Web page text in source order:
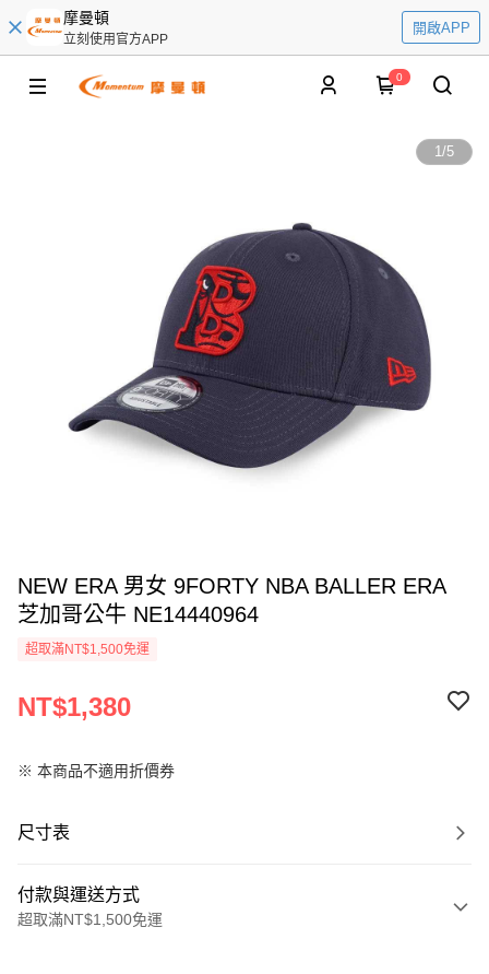
摩曼頓
立刻使用官方APP
開啟APP
0
1/5
NEW ERA 男女 9FORTY NBA BALLER ERA
芝加哥公牛 NE14440964
超取滿NT$1,500免運
NT$1,380
※ 本商品不適用折價券
尺寸表
付款與運送方式
超取滿NT$1,500免運